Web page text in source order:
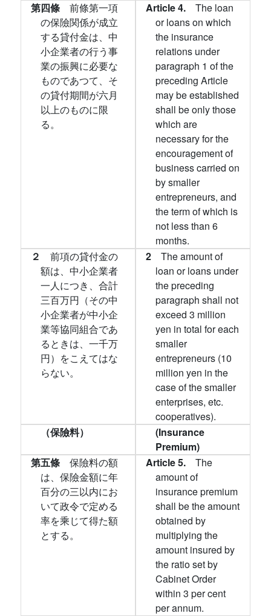
第四條 前條第一項
の保險関係が成立
する貸付金は、中
小企業者の行う事
業の振興に必要な
ものであつて、そ
の貸付期間が六月
以上のものに限
る。
Article 4. The loan
or loans on which
the insurance
relations under
paragraph 1 of the
preceding Article
may be established
shall be only those
which are
necessary for the
encouragement of
business carried on
by smaller
entrepreneurs, and
the term of which is
not less than 6
months.
２ 前項の貸付金の
額は、中小企業者
一人につき、合計
三百万円（その中
小企業者が中小企
業等協同組合であ
るときは、一千万
円）をこえてはな
らない。
2 The amount of
loan or loans under
the preceding
paragraph shall not
exceed 3 million
yen in total for each
smaller
entrepreneurs (10
million yen in the
case of the smaller
enterprises, etc.
cooperatives).
（保險料）
(Insurance
Premium)
第五條 保險料の額
は、保險金額に年
百分の三以内にお
いて政令で定める
率を乘じて得た額
とする。
Article 5. The
amount of
insurance premium
shall be the amount
obtained by
multiplying the
amount insured by
the ratio set by
Cabinet Order
within 3 per cent
per annum.